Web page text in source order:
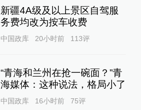
新疆4A级及以上景区自驾服
务费均改为按车收费
中国政库 20小时前 113评
“青海和兰州在抢一碗面？”青
海媒体：这种说法，格局小了
中国政库 16小时前 75评